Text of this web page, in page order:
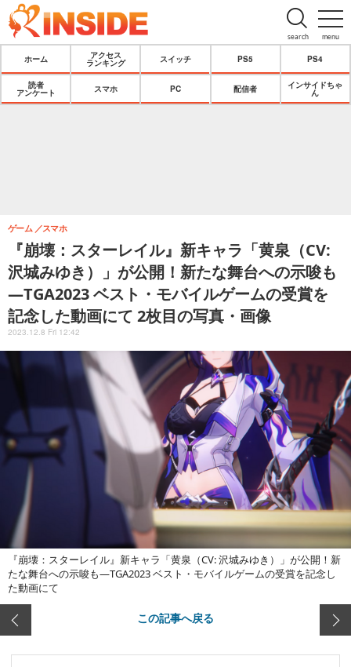
menu
search
ホーム
アクセス
ランキング
スイッチ PS5 PS4
読者
アンケート
スマホ PC 配信者
インサイドちゃ
ん
『崩壊：スターレイル』新キャラ「黄泉（CV:
沢城みゆき）」が公開！新たな舞台への示唆も
―TGA2023 ベスト・モバイルゲームの受賞を
記念した動画にて 2枚目の写真・画像
ゲーム スマホ
2023.12.8 Fri 12:42
『崩壊：スターレイル』新キャラ「黄泉（CV: 沢城みゆき）」が公開！新
たな舞台への示唆も―TGA2023 ベスト・モバイルゲームの受賞を記念し
た動画にて
この記事へ戻る